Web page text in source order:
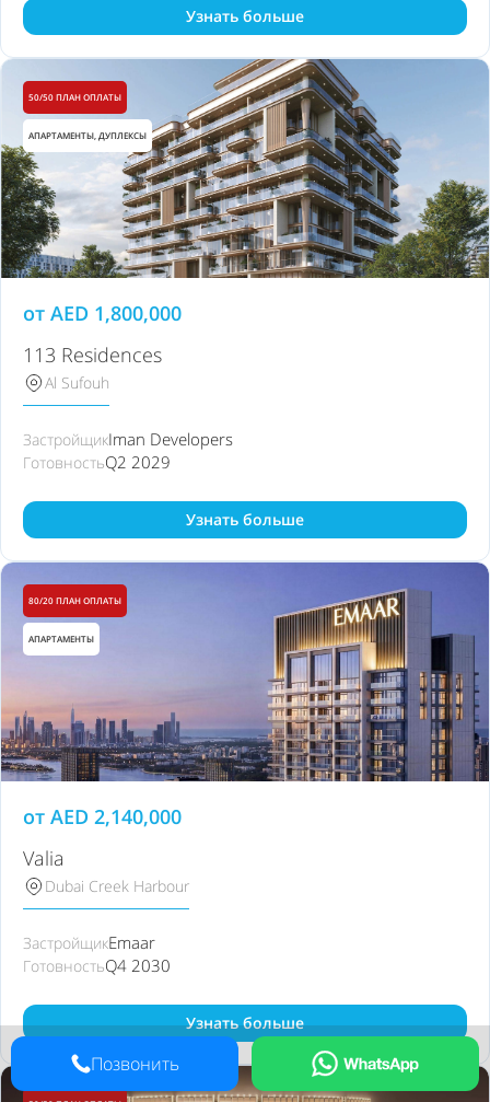
Узнать больше
50/50 ПЛАН ОПЛАТЫ
АПАРТАМЕНТЫ, ДУПЛЕКСЫ
от AED 1,800,000
113 Residences
Al Sufouh
ЗастройщикIman Developers
ГотовностьQ2 2029
Узнать больше
80/20 ПЛАН ОПЛАТЫ
АПАРТАМЕНТЫ
от AED 2,140,000
Valia
Dubai Creek Harbour
ЗастройщикEmaar
ГотовностьQ4 2030
Узнать больше
Позвонить